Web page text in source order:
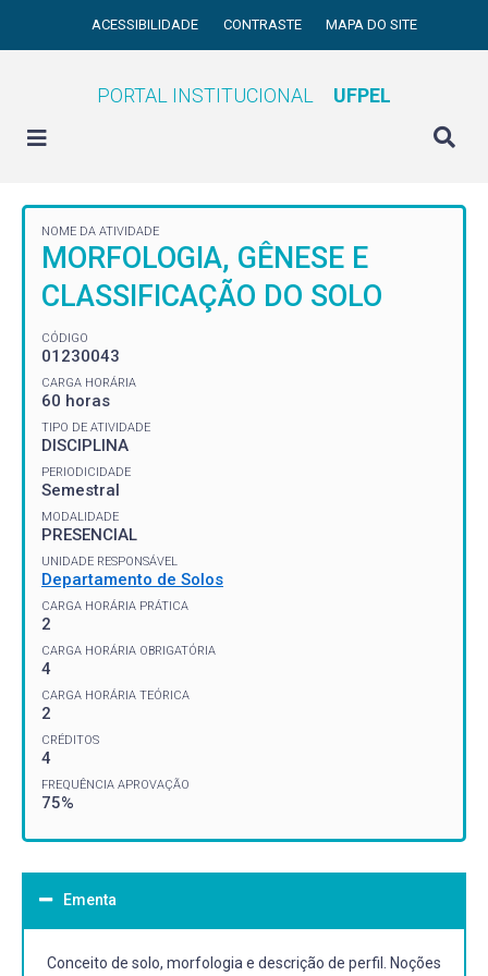
ACESSIBILIDADE CONTRASTE MAPA DO SITE
PORTAL INSTITUCIONAL UFPEL
NOME DA ATIVIDADE
MORFOLOGIA, GÊNESE E
CLASSIFICAÇÃO DO SOLO
CÓDIGO
01230043
CARGA HORÁRIA
60 horas
TIPO DE ATIVIDADE
DISCIPLINA
PERIODICIDADE
Semestral
MODALIDADE
PRESENCIAL
UNIDADE RESPONSÁVEL
Departamento de Solos
CARGA HORÁRIA PRÁTICA
2
CARGA HORÁRIA OBRIGATÓRIA
4
CARGA HORÁRIA TEÓRICA
2
CRÉDITOS
4
FREQUÊNCIA APROVAÇÃO
75%
Ementa
Conceito de solo, morfologia e descrição de perfil. Noções